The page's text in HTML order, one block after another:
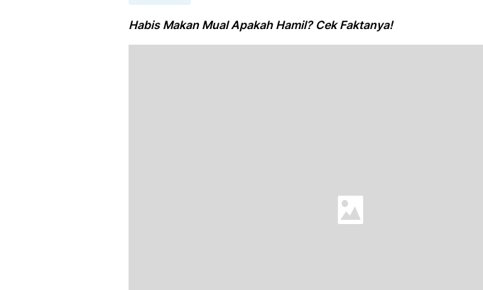
Habis Makan Mual Apakah Hamil? Cek Faktanya!